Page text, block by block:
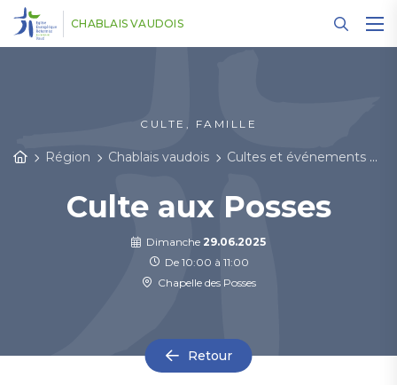
CHABLAIS VAUDOIS
CULTE, FAMILLE
Région Chablais vaudois Cultes et événements
Culte aux Posses
Dimanche 29.06.2025
De 10:00 à 11:00
Chapelle des Posses
Retour
Panneau de gestion des cookies